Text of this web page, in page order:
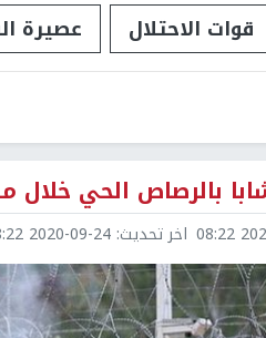
قوات الاحتلال عصيرة
بالرصاص الحي خلال
اخر تحديث: 2020-09-24 08:22